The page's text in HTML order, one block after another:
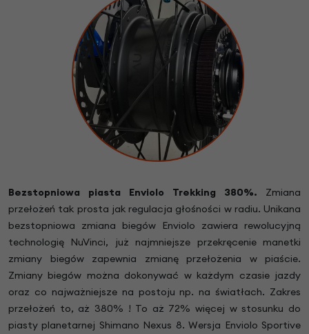
Bezstopniowa piasta Enviolo Trekking 380%. Zmiana
przełożeń tak prosta jak regulacja głośności w radiu. Unikana
bezstopniowa zmiana biegów Enviolo zawiera rewolucyjną
technologię NuVinci, już najmniejsze przekręcenie manetki
zmiany biegów zapewnia zmianę przełożenia w piaście.
Zmiany biegów można dokonywać w każdym czasie jazdy
oraz co najważniejsze na postoju np. na światłach. Zakres
przełożeń to, aż 380% ! To aż 72% więcej w stosunku do
piasty planetarnej Shimano Nexus 8. Wersja Enviolo Sportive